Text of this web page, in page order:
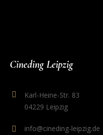
Cineding Leipzig
Karl-Heine-Str. 83
04229 Leipzig
info@cineding-leipzig.de